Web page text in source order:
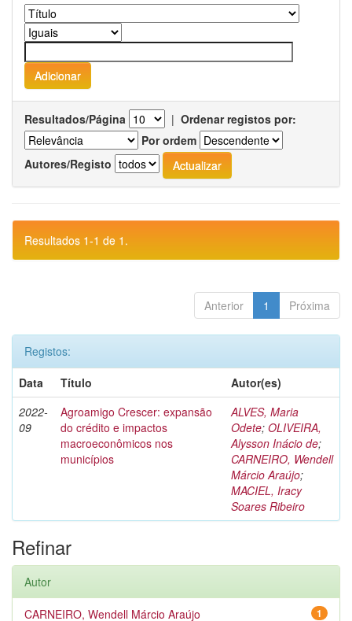
Resultados/Página | Ordenar registos por:
Por ordem
Autores/Registo
Resultados 1-1 de 1.
Anterior 1 Próxima
Registos:
Data
Título
Autor(es)
2022-
09
Agroamigo Crescer: expansão
do crédito e impactos
macroeconômicos nos
municípios
ALVES, Maria
Odete; OLIVEIRA,
Alysson Inácio de;
CARNEIRO, Wendell
Márcio Araújo;
MACIEL, Iracy
Soares Ribeiro
Refinar
Autor
1
CARNEIRO, Wendell Márcio Araújo